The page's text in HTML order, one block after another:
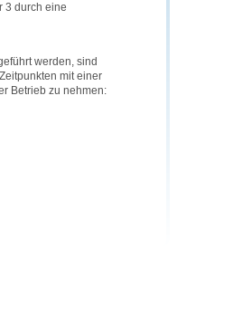
3 durch eine
werden, sind
mit einer
Betrieb zu nehmen: